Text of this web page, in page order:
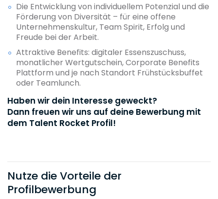
Die Entwicklung von individuellem Potenzial und die
Förderung von Diversität – für eine offene
Unternehmenskultur, Team Spirit, Erfolg und
Freude bei der Arbeit.
Attraktive Benefits: digitaler Essenszuschuss,
monatlicher Wertgutschein, Corporate Benefits
Plattform und je nach Standort Frühstücksbuffet
oder Teamlunch.
Haben wir dein Interesse geweckt?
Dann freuen wir uns auf deine Bewerbung mit
dem Talent Rocket Profil!
Nutze die Vorteile der
Profilbewerbung